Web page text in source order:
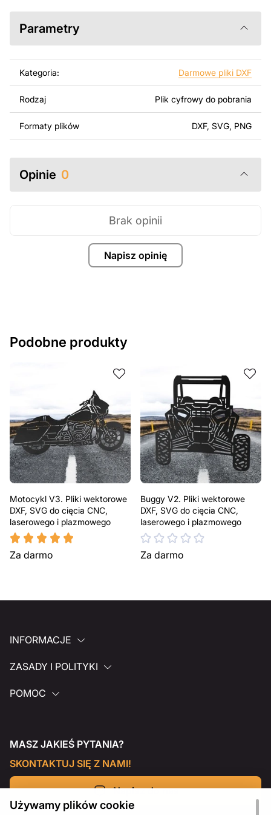
SolidWorks lub innych narzędzi do edycji wektorowej.
Korzystając z tych plików możesz przy pomocy
zaprojektowane z myślą o nowoczesnej estetyce i
swoim projektem.
Można używać tych plików do tworzenia gotowych
komercyjnego, w tym do sprzedaży produktów
wykonanych na podstawie tych projektów. Należy
Za dodatkową opłatą możemy dostosować projekt
poprzez dodanie tekstu, obrazów lub logo Twojej firmy
albo wprowadzenie innych modyfikacji według Twoich
pomocy, skontaktuj się z nami w dowolnym momencie –
zawsze chętnie pomożemy.
Parametry
Kategoria: Darmowe pliki DXF
Rodzaj Plik cyfrowy do pobrania
Formaty plików DXF, SVG, PNG
Opinie 0
Napisz opinię
Brak opinii
Podobne produkty
Motocykl V3. Pliki wektorowe
DXF, SVG do cięcia CNC,
laserowego i plazmowego
Za darmo
Buggy V2. Pliki wektorowe
DXF, SVG do cięcia CNC,
laserowego i plazmowego
Za darmo
INFORMACJE
ZASADY I POLITYKI
POMOC
MASZ JAKIEŚ PYTANIA?
SKONTAKTUJ SIĘ Z NAMI!
Napisz do nas
Używamy plików cookie